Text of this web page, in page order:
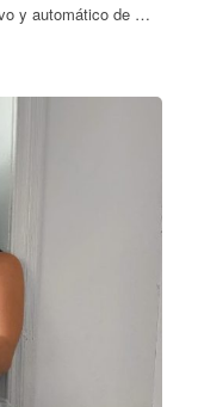
y automático de …